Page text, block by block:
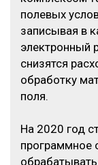
полевых
записывая в
электронный
снизятся
обработку
поля.
На 2020 год
программное